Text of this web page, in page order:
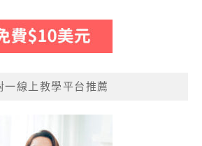
一線上教學平台推薦